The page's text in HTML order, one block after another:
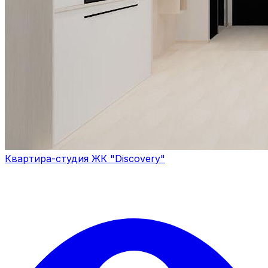
Квартира-студия ЖК "Discovery"